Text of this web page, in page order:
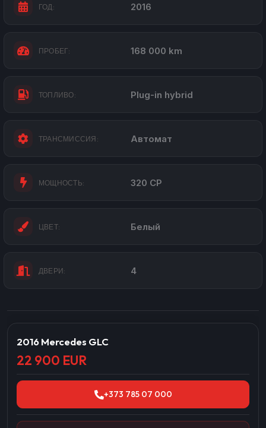
ГОД: 2016
ПРОБЕГ: 168 000 km
ТОПЛИВО: Plug-in hybrid
ТРАНСМИССИЯ: Автомат
МОЩНОСТЬ: 320 CP
ЦВЕТ: Белый
ДВЕРИ: 4
2016 Mercedes GLC
22 900 EUR
+373 785 07 000